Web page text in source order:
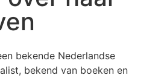
bekende Nederlandse
bekend van boeken en